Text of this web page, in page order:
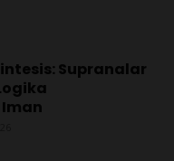
Supranalar